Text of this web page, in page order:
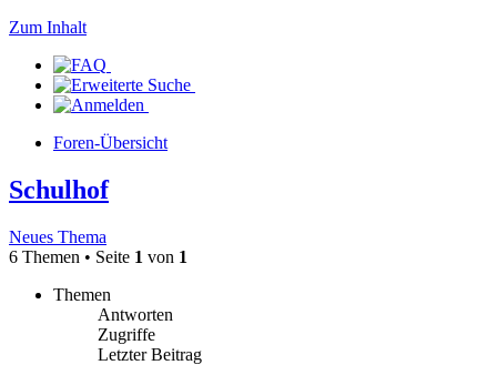
Zum Inhalt
Foren-Übersicht
Schulhof
Neues Thema
6 Themen • Seite 1 von 1
Themen
Antworten
Zugriffe
Letzter Beitrag